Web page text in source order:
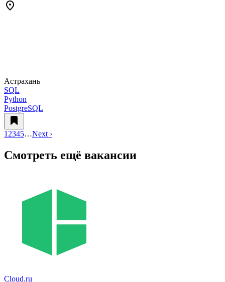
Астрахань
SQL
Python
PostgreSQL
1 2345…Next ›
Смотреть ещё вакансии
Cloud.ru